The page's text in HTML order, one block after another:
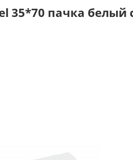
35*70 пачка белый